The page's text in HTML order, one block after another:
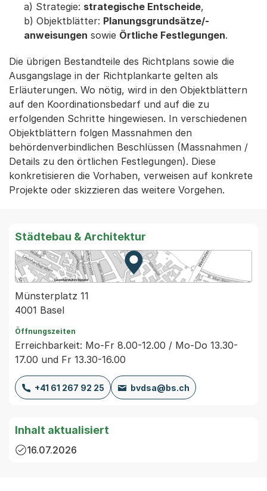
a) Strategie: strategische Entscheide,
b) Objektblätter: Planungsgrundsätze/-
anweisungen sowie Örtliche Festlegungen.
Die übrigen Bestandteile des Richtplans sowie die
Ausgangslage in der Richtplankarte gelten als
Erläuterungen. Wo nötig, wird in den Objektblättern
auf den Koordinationsbedarf und auf die zu
erfolgenden Schritte hingewiesen. In verschiedenen
Objektblättern folgen Massnahmen den
behördenverbindlichen Beschlüssen (Massnahmen /
Details zu den örtlichen Festlegungen). Diese
konkretisieren die Vorhaben, verweisen auf konkrete
Projekte oder skizzieren das weitere Vorgehen.
Städtebau & Architektur
Zur Karte von MapBS.
Externer Link, wird in einem
Münsterplatz 11
4001 Basel
Öffnungszeiten
Erreichbarkeit: Mo-Fr 8.00-12.00 / Mo-Do 13.30-
17.00 und Fr 13.30-16.00
+41 61 267 92 25 bvdsa@bs.ch
Inhalt aktualisiert
16.07.2026